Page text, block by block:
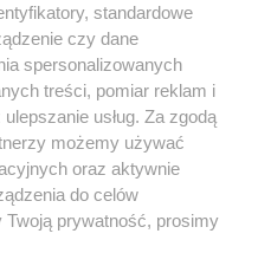
Regulamin konkursów
śniadaniówka "Hej
Szczecin! Jest piątek!"
standardowe
czy dane
spersonalizowanych
treści, pomiar reklam i
usług. Za zgodą
możemy używać
oraz aktywnie
do celów
prywatność, prosimy